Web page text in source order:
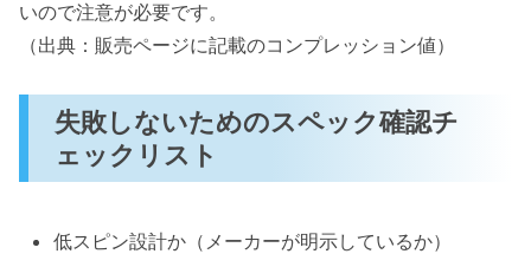
いので注意が必要です。
（出典：販売ページに記載のコンプレッション値）
失敗しないためのスペック確認チ
ェックリスト
低スピン設計か（メーカーが明示しているか）